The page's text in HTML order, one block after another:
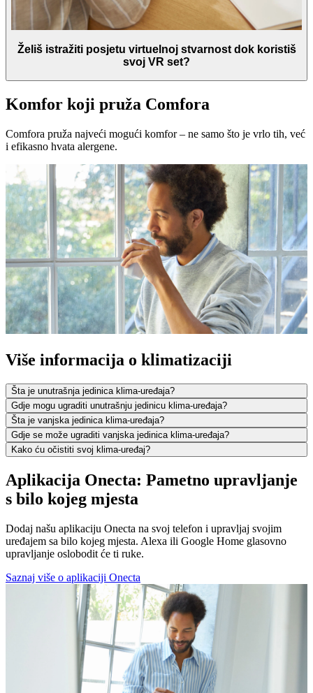
Želiš istražiti posjetu virtuelnoj stvarnost dok koristiš
svoj VR set?
Komfor koji pruža Comfora
Comfora pruža najveći mogući komfor – ne samo što je vrlo tih, već
i efikasno hvata alergene.
Više informacija o klimatizaciji
Šta je unutrašnja jedinica klima-uređaja?
Gdje mogu ugraditi unutrašnju jedinicu klima-uređaja?
Šta je vanjska jedinica klima-uređaja?
Gdje se može ugraditi vanjska jedinica klima-uređaja?
Kako ću očistiti svoj klima-uređaj?
Aplikacija Onecta: Pametno upravljanje
s bilo kojeg mjesta
Dodaj našu aplikaciju Onecta na svoj telefon i upravljaj svojim
uređajem sa bilo kojeg mjesta. Alexa ili Google Home glasovno
upravljanje oslobodit će ti ruke.
Saznaj više o aplikaciji Onecta